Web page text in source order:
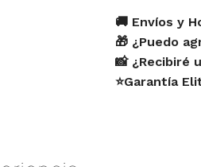
🚚 Envíos y
🎁 ¿Puedo
📸 ¿Recibiré
⭐Garantía